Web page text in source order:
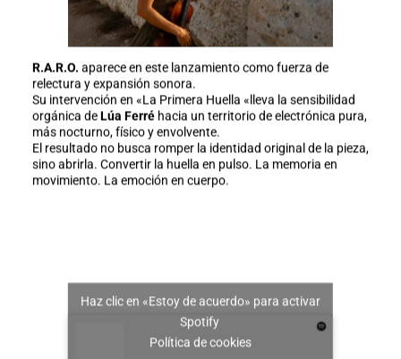
R.A.R.O. aparece en este lanzamiento como fuerza de
relectura y expansión sonora.
Su intervención en «La Primera Huella «lleva la sensibilidad
orgánica deLúa Ferré hacia un territorio de electrónica pura,
más nocturno, físico y envolvente.
El resultado no busca romper la identidad original de la pieza,
sino abrirla. Convertir la huella en pulso. La memoria en
movimiento. La emoción en cuerpo.
Haz clic en «Estoy de acuerdo» para activar
Spotify
Política de cookies